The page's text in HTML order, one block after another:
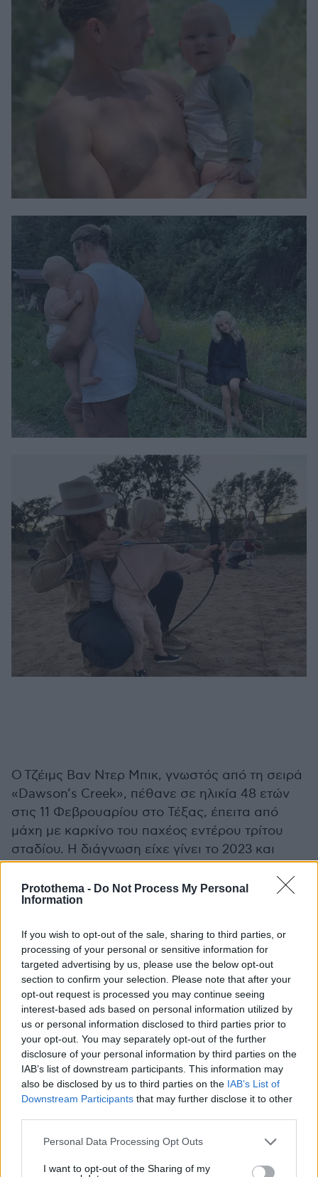
Protothema - Do Not Process My Personal
Information
If you wish to opt-out of the sale, sharing to third parties, or
processing of your personal or sensitive information for
targeted advertising by us, please use the below opt-out
section to confirm your selection. Please note that after your
opt-out request is processed you may continue seeing
interest-based ads based on personal information utilized by
us or personal information disclosed to third parties prior to
your opt-out. You may separately opt-out of the further
disclosure of your personal information by third parties on the
IAB’s list of downstream participants. This information may
also be disclosed by us to third parties on the IAB’s List of
Downstream Participants that may further disclose it to other
Please note that this website/app uses one or more Google
not limited to your visit or usage behaviour. You may click to
Personal Data Processing Opt Outs
I want to opt-out of the Sharing of my
Ο Τζέιμς Βαν Ντερ Μπικ, γνωστός από τη σειρά
«Dawson’s Creek», πέθανε σε ηλικία 48 ετών
στις 11 Φεβρουαρίου στο Τέξας, έπειτα από
μάχη με καρκίνο του παχέος εντέρου τρίτου
σταδίου. Η διάγνωση είχε γίνει το 2023 και
έγινε γνωστή δημόσια τον Νοέμβριο του 2024.
Σχετικά Άρθρα
και μάθετε πρώτοι όλες τις ειδήσεις
Δείτε όλες τις τελευταίεςΕιδήσειςαπό την Ελλάδα
και τον Κόσμο, τη στιγμή που συμβαίνουν, στο
Protothema.gr